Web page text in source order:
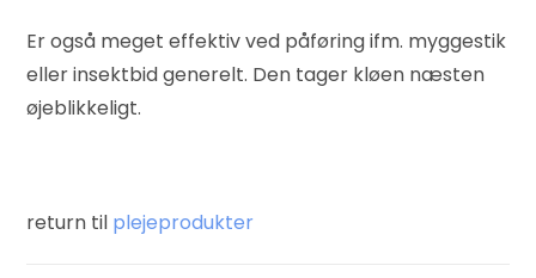
Er også meget effektiv ved påføring ifm. myggestik
eller insektbid generelt. Den tager kløen næsten
øjeblikkeligt.
return til plejeprodukter